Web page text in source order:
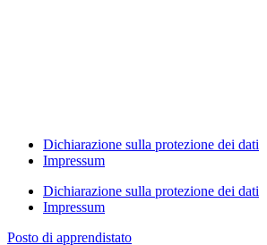
Dichiarazione sulla protezione dei dati
Impressum
Dichiarazione sulla protezione dei dati
Impressum
Posto di apprendistato